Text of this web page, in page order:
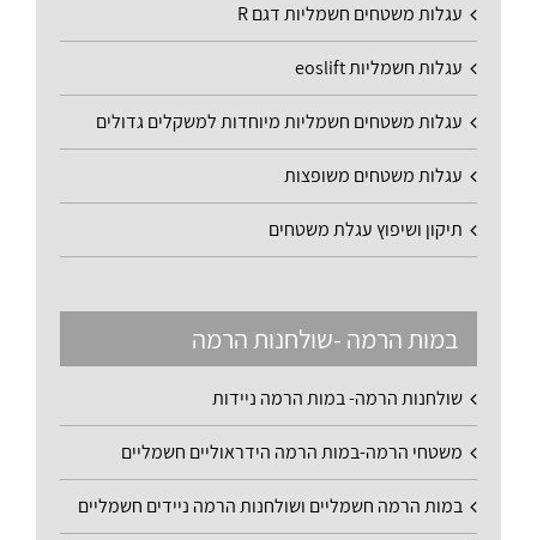
עגלות משטחים חשמליות דגם R
עגלות חשמליות eoslift
עגלות משטחים חשמליות מיוחדות למשקלים גדולים
עגלות משטחים משופצות
תיקון ושיפוץ עגלת משטחים
במות הרמה -שולחנות הרמה
שולחנות הרמה- במות הרמה ניידות
משטחי הרמה-במות הרמה הידראוליים חשמליים
במות הרמה חשמליים ושולחנות הרמה ניידים חשמליים